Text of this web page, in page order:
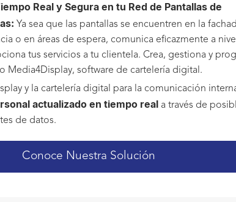
Real y Segura en tu Red de Pantallas de
Ya sea que las pantallas se encuentren en la
o en áreas de espera, comunica eficazmente a nivel
tus servicios a tu clientela. Crea, gestiona y
Media4Display, software de cartelería digital.
y la cartelería digital para la comunicación
actualizado en tiempo real a través de
de datos.
Conoce Nuestra Solución